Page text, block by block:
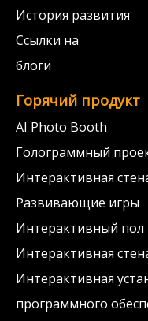
История развития
Ссылки на
блоги
Горячий продукт
AI Photo Booth
Голограммный
Интерактивная
Развивающие игры
Интерактивный пол
Интерактивная
Интерактивная
программного